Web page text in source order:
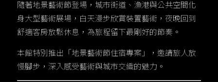
隨著地景藝術節登場，城市街道、漁港與公共空間化
身大型藝術展場，白天漫步欣賞裝置藝術，夜晚回到
舒適客房放鬆休息，為旅程留下最剛好的節奏。
本館特別推出「地景藝術節住宿專案」，邀請旅人放
慢腳步，深入感受藝術與城市交織的魅力。